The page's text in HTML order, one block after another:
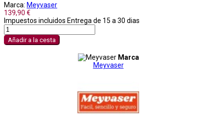
Marca: Meyvaser
139,90 €
Impuestos incluidos Entrega de 15 a 30 dias
Añadir a la cesta
Marca
Meyvaser